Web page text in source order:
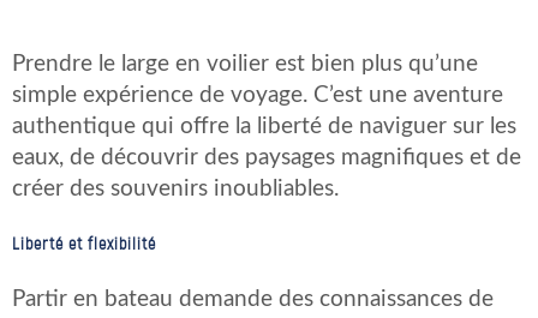
Prendre le large en voilier est bien plus qu’une
simple expérience de voyage. C’est une aventure
authentique qui offre la liberté de naviguer sur les
eaux, de découvrir des paysages magnifiques et de
créer des souvenirs inoubliables.
Liberté et flexibilité
Partir en bateau demande des connaissances de